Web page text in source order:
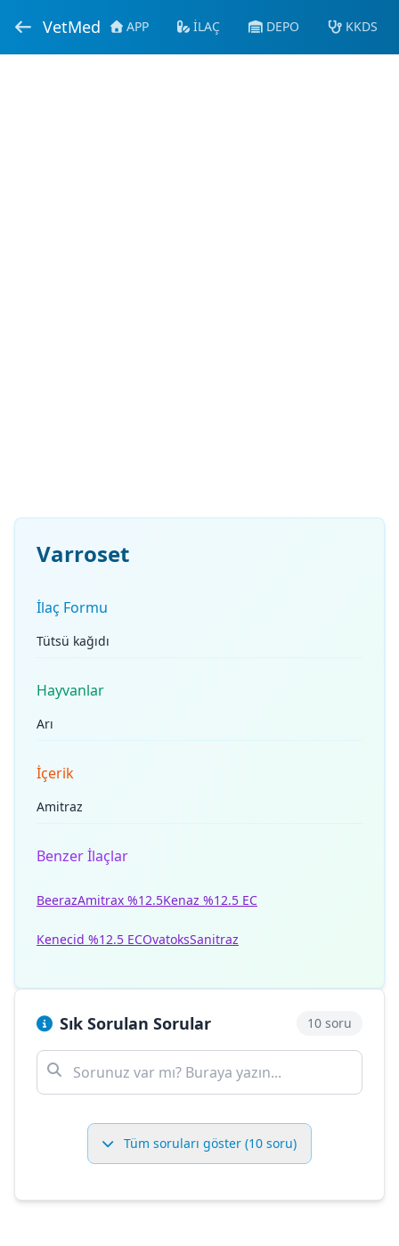
VetMed APP İLAÇ DEPO KKDS
Varroset
İlaç Formu
Tütsü kağıdı
Hayvanlar
Arı
İçerik
Amitraz
Benzer İlaçlar
BeerazAmitrax %12.5Kenaz %12.5 EC
Kenecid %12.5 ECOvatoksSanitraz
Sık Sorulan Sorular 10 soru
Tüm soruları göster (10 soru)